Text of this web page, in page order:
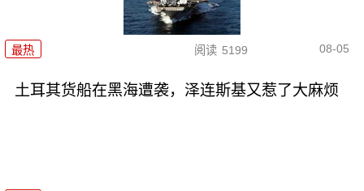
最热 阅读 5199 08-05
土耳其货船在黑海遭袭，泽连斯基又惹了大麻烦